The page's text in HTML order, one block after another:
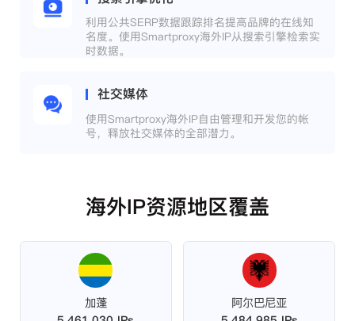
利用公共SERP数据跟踪排名提高品牌的在线知
名度。使用Smartproxy海外IP从搜索引擎检索实
时数据。
社交媒体
使用Smartproxy海外IP自由管理和开发您的帐
号，释放社交媒体的全部潜力。
海外IP资源地区覆盖
加蓬
阿尔巴尼亚